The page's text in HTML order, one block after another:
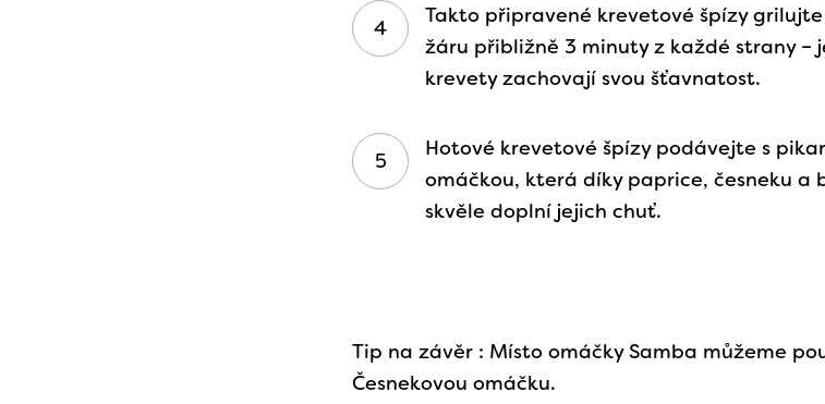
Takto připravené krevetové špízy
žáru přibližně 3 minuty z každé strany –
krevety zachovají svou šťavnatost.
Hotové krevetové špízy podávejte s
omáčkou, která díky paprice, česneku a
skvěle doplní jejich chuť.
Tip na závěr : Místo omáčky Samba můžeme
Česnekovou omáčku.